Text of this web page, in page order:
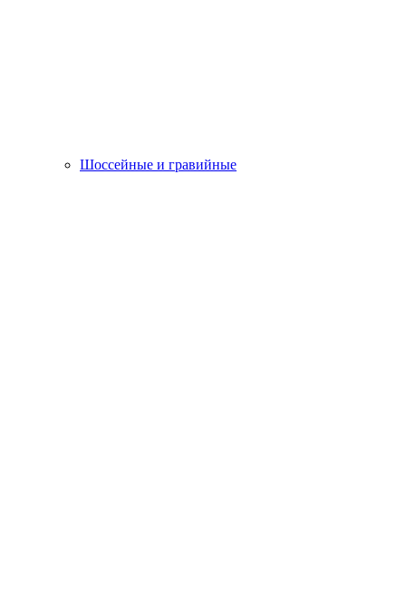
Шоссейные и гравийные